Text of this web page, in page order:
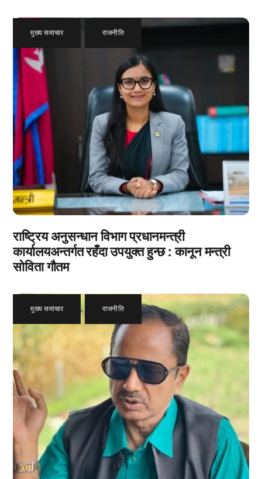
मुख्य समाचार राजनीति
राष्ट्रिय अनुसन्धान विभाग प्रधानमन्त्री
कार्यालयअन्तर्गत रहँदा उपयुक्त हुन्छ : कानून मन्त्री
सोविता गौतम
मुख्य समाचार , राजनीति